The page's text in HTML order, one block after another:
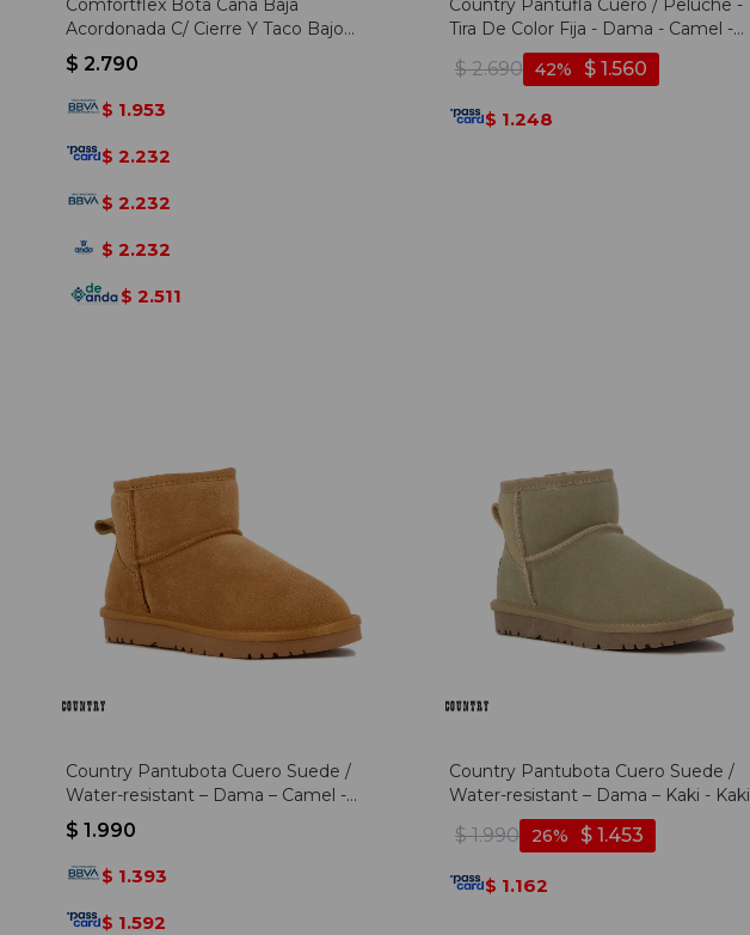
Comfortflex Bota Caña Baja
Acordonada C/ Cierre Y Taco Bajo
Cuadrado - Negro
$ 2.790
$ 1.953
$ 2.232
$ 2.232
$ 2.232
$ 2.511
Country Pantufla Cuero / Peluche -
Tira De Color Fija - Dama - Camel -
$ 2.690 $ 1.560
42
$ 1.248
Country Pantubota Cuero Suede /
Water-resistant – Dama – Camel -
Camel
$ 1.990
$ 1.393
$ 1.592
Country Pantubota Cuero Suede /
Water-resistant – Dama – Kaki - Kaki
$ 1.990 $ 1.453
26
$ 1.162